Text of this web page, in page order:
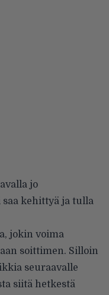
jo
kehittyä ja tulla
jokin voima
soittimen. Silloin
seuraavalle
siitä hetkestä